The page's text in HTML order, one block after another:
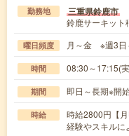
勤務地 三重県鈴鹿市
鈴鹿サーキット
曜日頻度 月～金 ※週3日
時間 08:30～17:15(
期間 即日～長期※開
時給
時給2800円【
経験やスキルに